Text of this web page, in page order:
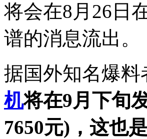
将会在8月26日
谱的消息流出。
机将在9月下旬
7650元)，这也